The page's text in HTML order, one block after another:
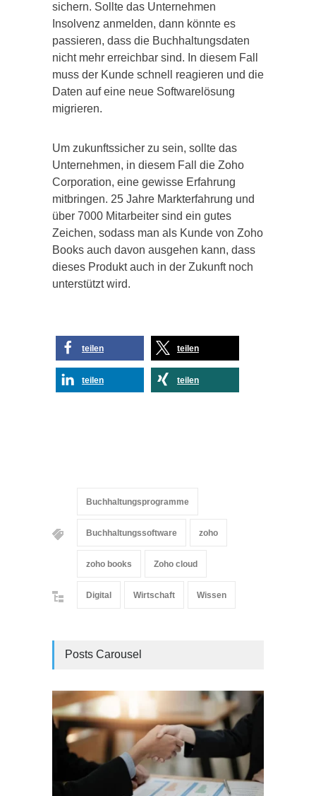
sichern. Sollte das Unternehmen
Insolvenz anmelden, dann könnte es
passieren, dass die Buchhaltungsdaten
nicht mehr erreichbar sind. In diesem Fall
muss der Kunde schnell reagieren und die
Daten auf eine neue Softwarelösung
migrieren.
Um zukunftssicher zu sein, sollte das
Unternehmen, in diesem Fall die Zoho
Corporation, eine gewisse Erfahrung
mitbringen. 25 Jahre Markterfahrung und
über 7000 Mitarbeiter sind ein gutes
Zeichen, sodass man als Kunde von Zoho
Books auch davon ausgehen kann, dass
dieses Produkt auch in der Zukunft noch
unterstützt wird.
teilen teilen
teilen teilen
Buchhaltungsprogramme
Buchhaltungssoftware zoho
zoho books Zoho cloud
Digital Wirtschaft Wissen
Posts Carousel